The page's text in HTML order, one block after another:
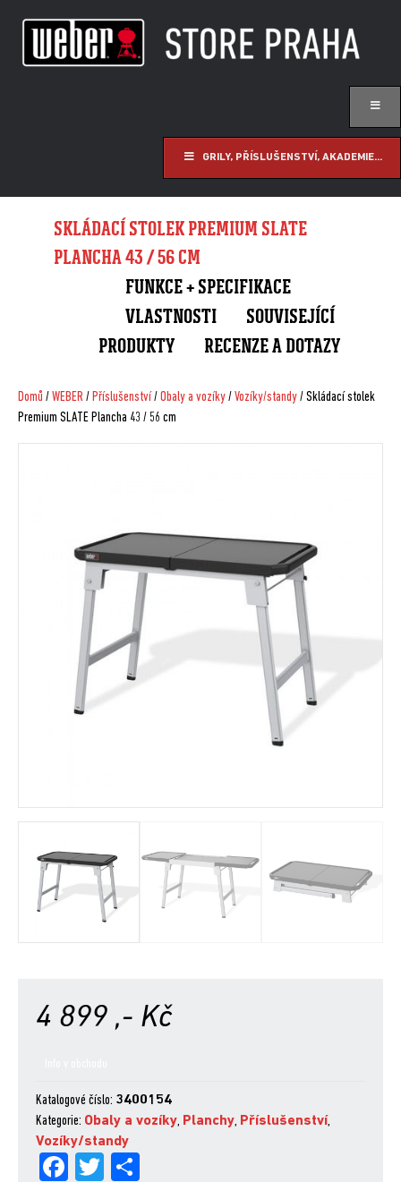
GRILY, PŘÍSLUŠENSTVÍ, AKADEMIE...
SKLÁDACÍ STOLEK PREMIUM SLATE
PLANCHA 43 / 56 CM
FUNKCE + SPECIFIKACE
VLASTNOSTI
SOUVISEJÍCÍ
PRODUKTY
RECENZE A DOTAZY
Domů /WEBER/ Příslušenství/Obaly a vozíky/Vozíky/standy/ Skládací stolek
Premium SLATE Plancha 43 / 56 cm
4 899 ,- Kč
Katalogové číslo: 3400154
Kategorie: Obaly a vozíky, Planchy, Příslušenství,
Vozíky/standy
Fa
Tw